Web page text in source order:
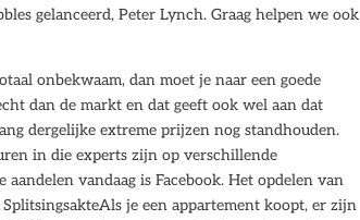
gelanceerd, Peter Lynch. Graag helpen we ook
onbekwaam, dan moet je naar een goede
dan de markt en dat geeft ook wel aan dat
dergelijke extreme prijzen nog standhouden.
in die experts zijn op verschillende
vandaag is Facebook. Het opdelen van
je een appartement koopt, er zijn